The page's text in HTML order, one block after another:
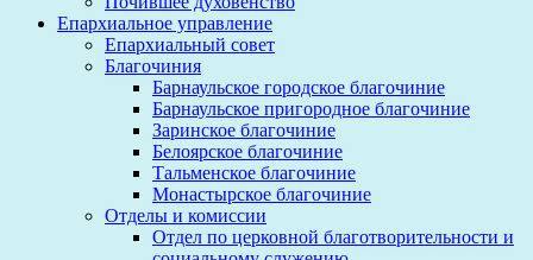
Епархиальное управление
Епархиальный совет
Благочиния
Барнаульское городское благочиние
Барнаульское пригородное благочиние
Заринское благочиние
Белоярское благочиние
Тальменское благочиние
Монастырское благочиние
Отделы и комиссии
Отдел по церковной благотворительности и